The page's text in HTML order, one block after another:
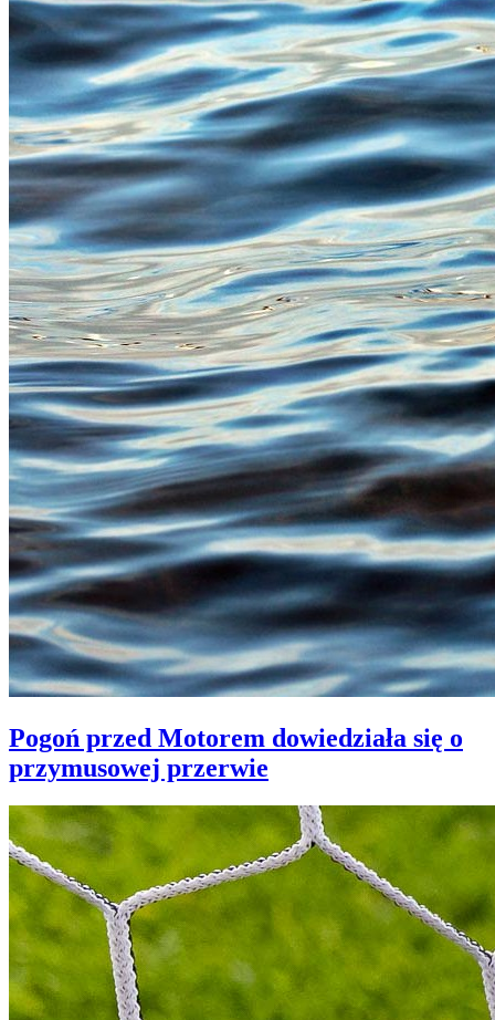
Pogoń przed Motorem dowiedziała się o
przymusowej przerwie